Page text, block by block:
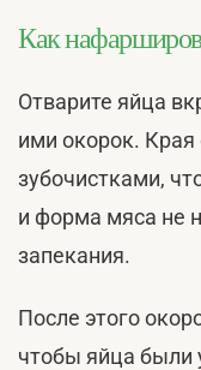
Как
Отварите яйца
ими окорок. Края
зубочистками,
и форма мяса не
запекания.
После этого
чтобы яйца были